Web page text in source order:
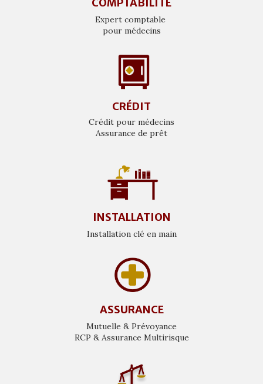
Expert comptable
pour médecins
CRÉDIT
Crédit pour médecins
Assurance de prêt
INSTALLATION
Installation clé en main
ASSURANCE
Mutuelle & Prévoyance
RCP & Assurance Multirisque